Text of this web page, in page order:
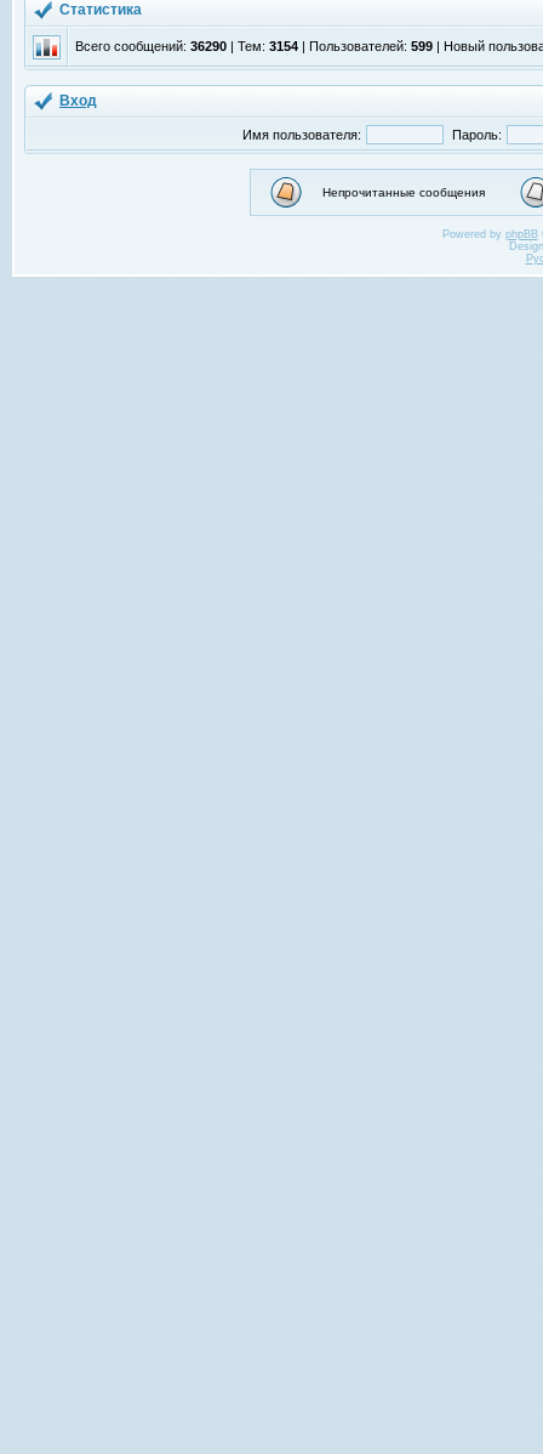
Статистика
Всего сообщений: 36290 | Тем: 3154 | Пользователей: 599 | Новый
Вход
Имя пользователя: Пароль:
Непрочитанные сообщения
Powered by phpBB